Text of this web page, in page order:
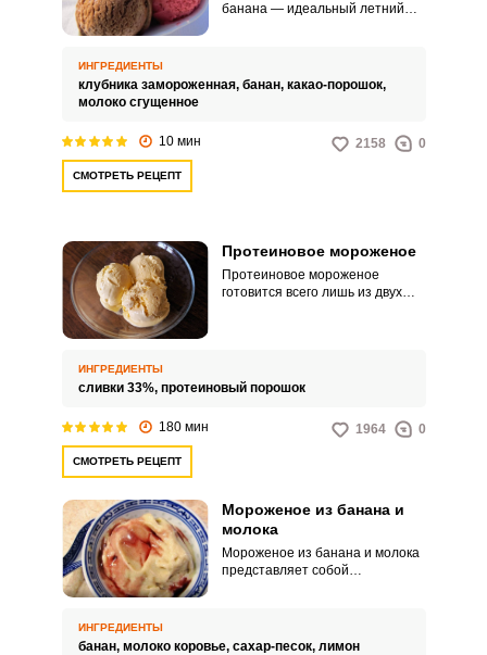
банана — идеальный летний
получается воздушной, с лёгкой
кислинкой и нежным вкусом.
ИНГРЕДИЕНТЫ
клубника замороженная, банан, какао-порошок,
молоко сгущенное
10 мин 2158 0
СМОТРЕТЬ РЕЦЕПТ
Протеиновое мороженое
Протеиновое мороженое
готовится всего лишь из двух
ИНГРЕДИЕНТЫ
сливки 33%, протеиновый порошок
180 мин 1964 0
СМОТРЕТЬ РЕЦЕПТ
Мороженое из банана и
молока
Мороженое из банана и молока
представляет собой
отнимет много времени.
ИНГРЕДИЕНТЫ
банан, молоко коровье, сахар-песок, лимон